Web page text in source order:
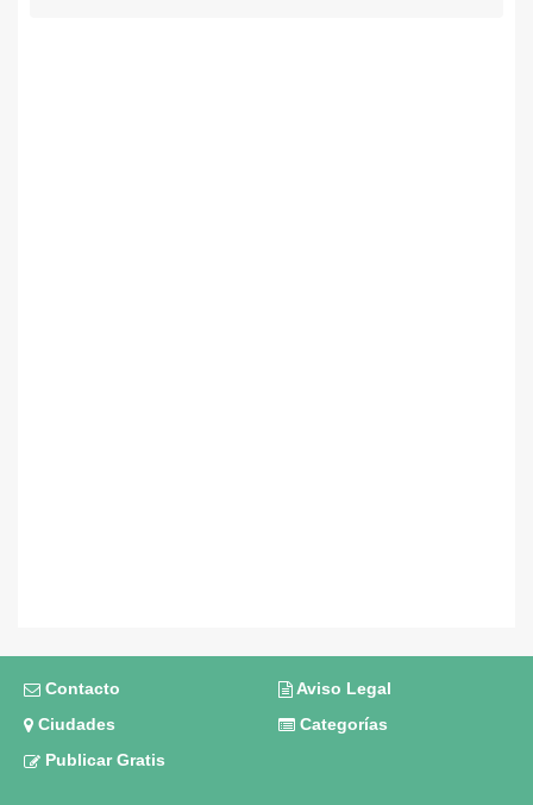
Contacto
Aviso Legal
Ciudades
Categorías
Publicar Gratis